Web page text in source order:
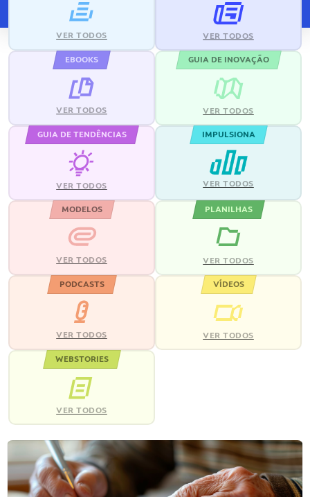
VER TODOS VER TODOS
EBOOKS
VER TODOS
GUIA DE INOVAÇÃO
VER TODOS
GUIA DE TENDÊNCIAS
VER TODOS
IMPULSIONA
VER TODOS
MODELOS
VER TODOS
PLANILHAS
VER TODOS
PODCASTS
VER TODOS
VÍDEOS
VER TODOS
WEBSTORIES
VER TODOS